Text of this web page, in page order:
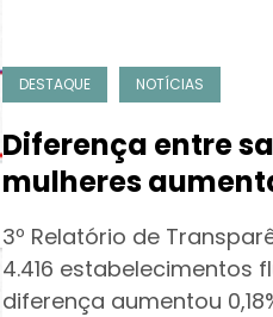
DESTAQUE NOTÍCIAS
Diferença entre
mulheres
Janeiro
3º Relatório de
4.416 estabelecimentos
diferença aumentou